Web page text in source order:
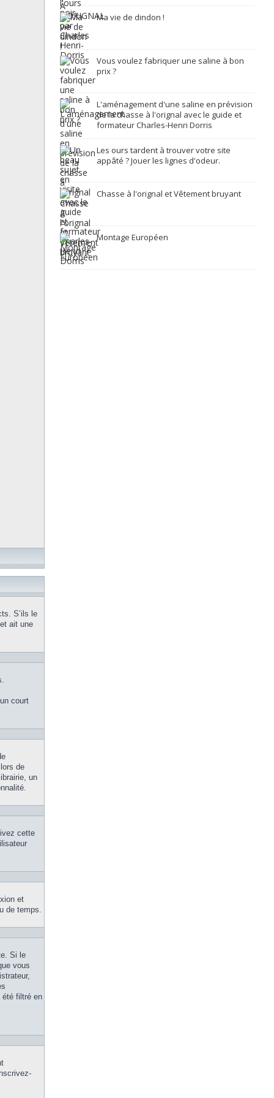
S’ils le
ait une
court
de
un
cette
et
de temps.
Si le
vous
été filtré en
Ma vie de dindon !
Vous voulez fabriquer une saline à bon
prix ?
L'aménagement d'une saline en prévision
de la chasse à l'orignal avec le guide et
formateur Charles-Henri Dorris
Les ours tardent à trouver votre site
appâté ? Jouer les lignes d'odeur.
Chasse à l'orignal et Vêtement bruyant
Montage Européen